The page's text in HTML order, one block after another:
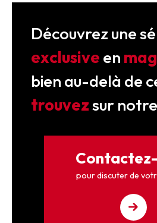
Découvrez une
exclusive en
bien au-delà de
trouvezsur notre
pour discuter de